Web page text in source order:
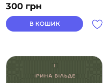
300 грн
В КОШИК